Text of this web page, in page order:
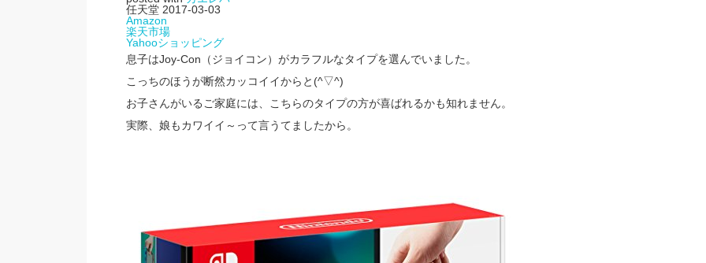
任天堂 2017-03-03
Amazon
楽天市場
Yahooショッピング
息子はJoy-Con（ジョイコン）がカラフルなタイプを選んでいました。
こっちのほうが断然カッコイイからと(^▽^)
お子さんがいるご家庭には、こちらのタイプの方が喜ばれるかも知れません。
実際、娘もカワイイ～って言うてましたから。